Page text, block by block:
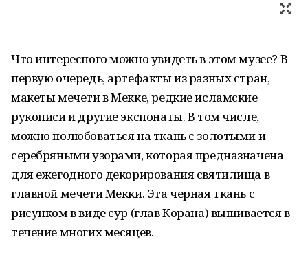
Что интересного можно увидеть в этом музее? В
первую очередь, артефакты из разных стран,
макеты мечети в Мекке, редкие исламские
рукописи и другие экспонаты. В том числе,
можно полюбоваться на ткань с золотыми и
серебряными узорами, которая предназначена
для ежегодного декорирования святилища в
главной мечети Мекки. Эта черная ткань с
рисунком в виде сур (глав Корана) вышивается в
течение многих месяцев.